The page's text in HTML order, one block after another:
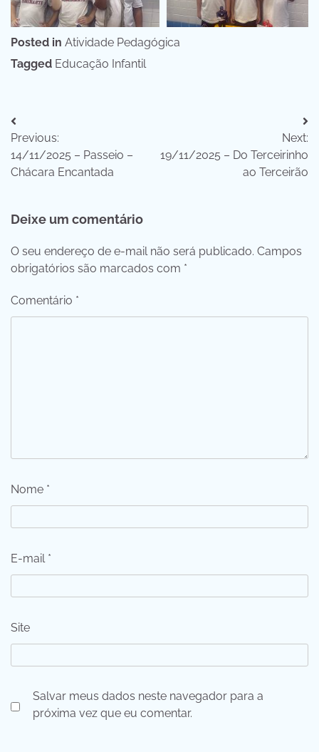
Posted in Atividade Pedagógica
Tagged Educação Infantil
Navegação
de
Post
Previous:
14/11/2025 – Passeio –
Chácara Encantada
Next:
19/11/2025 – Do Terceirinho
ao Terceirão
Deixe um comentário
O seu endereço de e-mail não será publicado. Campos
obrigatórios são marcados com *
Comentário *
Nome *
E-mail *
Site
Salvar meus dados neste navegador para a
próxima vez que eu comentar.